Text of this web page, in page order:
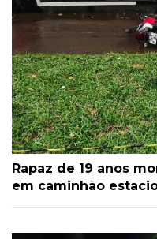
Rapaz de 19 anos
em caminhão